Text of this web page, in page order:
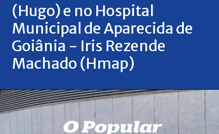
(Hugo) e no Hospital
Municipal de Aparecida de
Goiânia - Iris Rezende
Machado (Hmap)